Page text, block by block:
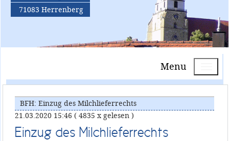
71083 Herrenberg
Menu
BFH: Einzug des Milchlieferrechts
21.03.2020 15:46 ( 4835 x gelesen )
Einzug des Milchlieferrechts